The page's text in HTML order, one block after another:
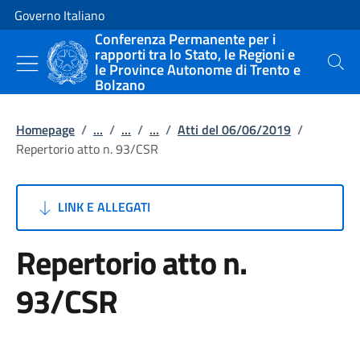
Vai al contenuto
Vai alla navigazione del sito
Governo Italiano
Conferenza Permanente per i
rapporti tra lo Stato, le Regioni e
le Province Autonome di Trento e
Bolzano
Cerca
Homepage / ... / ... / ... / Atti del 06/06/2019 /
Repertorio atto n. 93/CSR
LINK E ALLEGATI
Repertorio atto n.
93/CSR